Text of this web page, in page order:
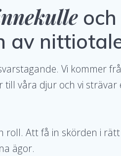
och
av
Vi kommer
till våra djur och vi strävar
roll. Att få in skörden i
ägor.